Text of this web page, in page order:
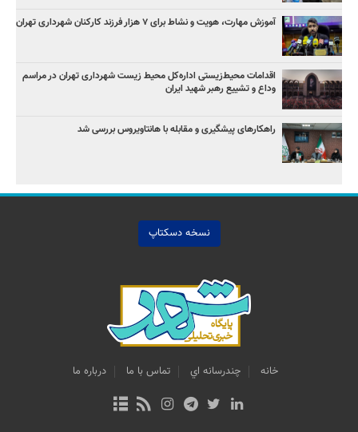
آموزش مهارت، هویت و نشاط برای ۷ هزار فرزند کارکنان شهرداری تهران
اقدامات محیط‌زیستی اداره‌کل محیط زیست شهرداری تهران در مراسم
وداع و تشییع رهبر شهید ایران
راهکارهای پیشگیری و مقابله با هانتاویروس بررسی شد
نسخه دسکتاپ
خانه چندرسانه اي تماس با ما درباره ما